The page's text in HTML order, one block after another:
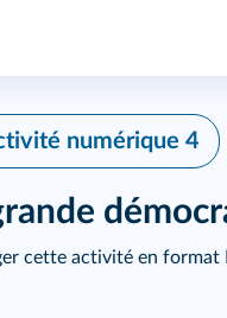
numérique 4
cette activité en format